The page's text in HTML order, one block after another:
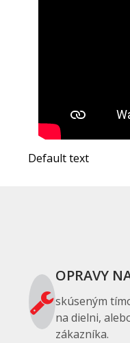
Default text
OPRAVY
skúseným
na dielni,
zákazníka.